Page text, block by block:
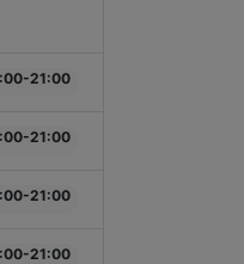
21:00
21:00
21:00
21:00